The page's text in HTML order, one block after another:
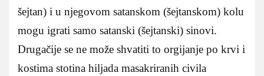
šejtan) i u njegovom satanskom (šejtanskom) kolu
mogu igrati samo satanski (šejtanski) sinovi.
Drugačije se ne može shvatiti to orgijanje po krvi i
kostima stotina hiljada masakriranih civila